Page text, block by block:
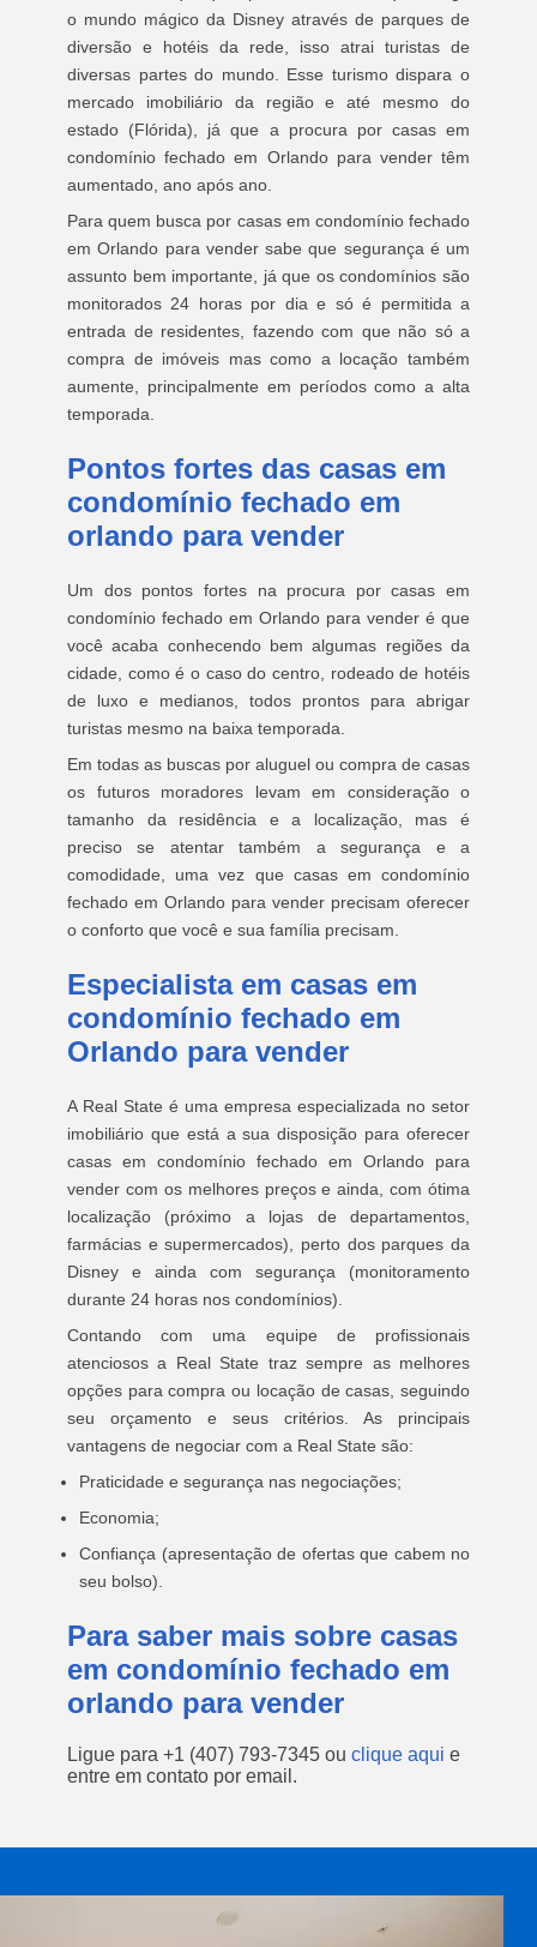
o mundo mágico da Disney através de parques de
diversão e hotéis da rede, isso atrai turistas de
diversas partes do mundo. Esse turismo dispara o
mercado imobiliário da região e até mesmo do
estado (Flórida), já que a procura por casas em
condomínio fechado em Orlando para vender têm
aumentado, ano após ano.
Para quem busca por casas em condomínio fechado
em Orlando para vender sabe que segurança é um
assunto bem importante, já que os condomínios são
monitorados 24 horas por dia e só é permitida a
entrada de residentes, fazendo com que não só a
compra de imóveis mas como a locação também
aumente, principalmente em períodos como a alta
temporada.
Pontos fortes das casas em
condomínio fechado em
orlando para vender
Um dos pontos fortes na procura por casas em
condomínio fechado em Orlando para vender é que
você acaba conhecendo bem algumas regiões da
cidade, como é o caso do centro, rodeado de hotéis
de luxo e medianos, todos prontos para abrigar
turistas mesmo na baixa temporada.
Em todas as buscas por aluguel ou compra de casas
os futuros moradores levam em consideração o
tamanho da residência e a localização, mas é
preciso se atentar também a segurança e a
comodidade, uma vez que casas em condomínio
fechado em Orlando para vender precisam oferecer
o conforto que você e sua família precisam.
Especialista em casas em
condomínio fechado em
Orlando para vender
A Real State é uma empresa especializada no setor
imobiliário que está a sua disposição para oferecer
casas em condomínio fechado em Orlando para
vender com os melhores preços e ainda, com ótima
localização (próximo a lojas de departamentos,
farmácias e supermercados), perto dos parques da
Disney e ainda com segurança (monitoramento
durante 24 horas nos condomínios).
Contando com uma equipe de profissionais
atenciosos a Real State traz sempre as melhores
opções para compra ou locação de casas, seguindo
seu orçamento e seus critérios. As principais
vantagens de negociar com a Real State são:
Praticidade e segurança nas negociações;
Economia;
Confiança (apresentação de ofertas que cabem no
seu bolso).
Para saber mais sobre casas
em condomínio fechado em
orlando para vender
Ligue para +1 (407) 793-7345 ou clique aqui e
entre em contato por email.